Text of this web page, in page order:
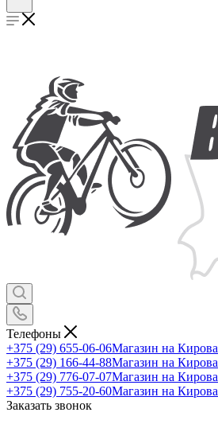
Телефоны
+375 (29) 655-06-06Магазин на Кирова
+375 (29) 166-44-88Магазин на Кирова
+375 (29) 776-07-07Магазин на Кирова
+375 (29) 755-20-60Магазин на Кирова
Заказать звонок